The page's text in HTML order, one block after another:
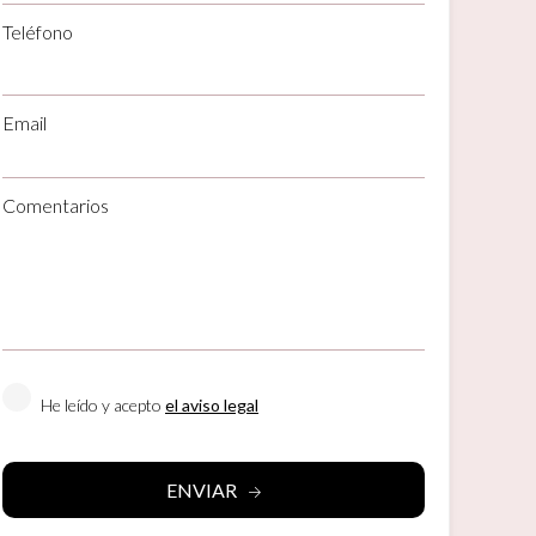
Teléfono
Email
Comentarios
He leído y acepto el aviso legal
ENVIAR
de
este
de
de uso